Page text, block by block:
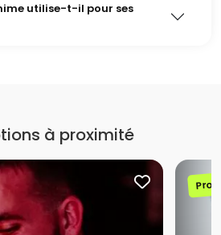
utilise-t-il pour ses
à proximité